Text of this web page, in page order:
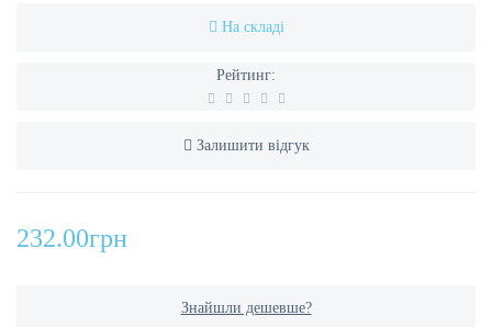
На складі
Рейтинг:
Залишити відгук
232.00грн
Знайшли дешевше?